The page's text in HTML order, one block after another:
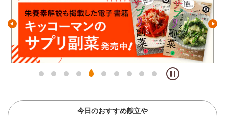
今日のおすすめ献立や